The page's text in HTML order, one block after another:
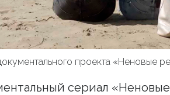
проекта «Неновые
сериал